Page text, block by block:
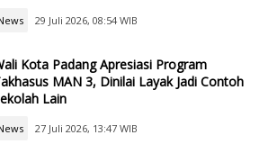
29 Juli 2026, 08:54 WIB
Kota Padang Apresiasi Program
MAN 3, Dinilai Layak Jadi Contoh
Lain
27 Juli 2026, 13:47 WIB